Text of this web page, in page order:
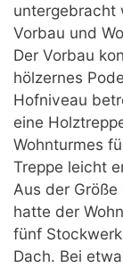
untergebracht
Vorbau und
Der Vorbau
hölzernes
Hofniveau
eine
Wohnturmes
Treppe leicht
Aus der
hatte der
fünf
Dach. Bei